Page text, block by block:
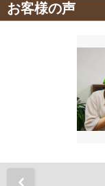
お客様の声